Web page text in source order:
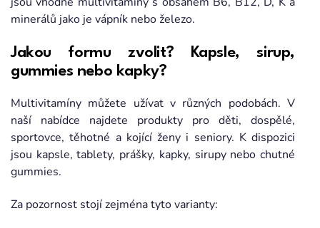
minerálů jako je vápník nebo železo.
Jakou formu zvolit? Kapsle, sirup,
gummies nebo kapky?
Multivitamíny můžete užívat v různých podobách. V
naší nabídce najdete produkty pro děti, dospělé,
sportovce, těhotné a kojící ženy i seniory. K dispozici
jsou kapsle, tablety, prášky, kapky, sirupy nebo chutné
gummies.
Za pozornost stojí zejména tyto varianty: